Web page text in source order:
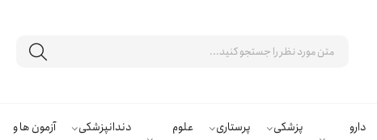
دارو
پزشکی پرستاری
علوم
دندانپزشکی
آزمون ها و